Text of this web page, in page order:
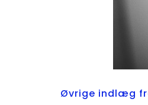
Øvrige indlæg